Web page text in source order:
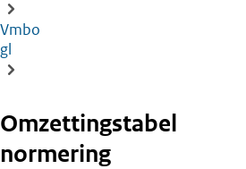
Vmbo
gl
Omzettingstabel
normering